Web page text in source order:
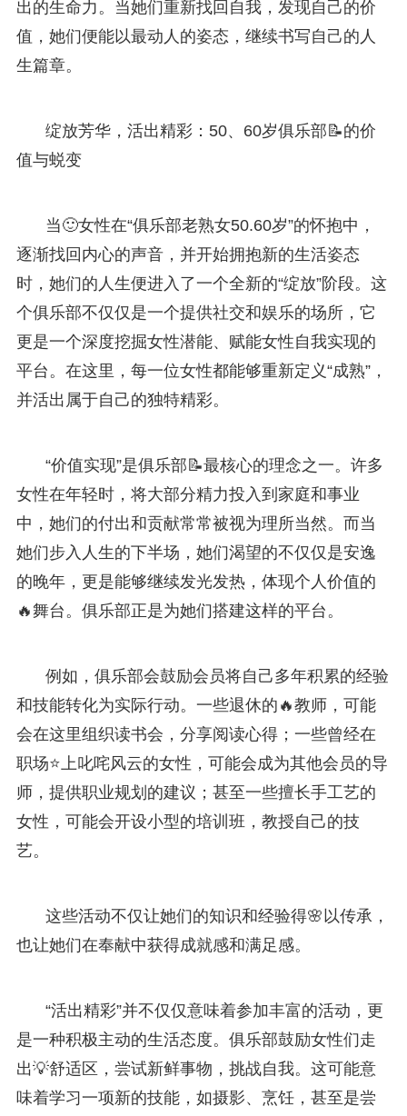
出的生命力。当她们重新找回自我，发现自己的价
值，她们便能以最动人的姿态，继续书写自己的人
生篇章。
绽放芳华，活出精彩：50、60岁俱乐部📝的价
值与蜕变
当🙂女性在“俱乐部老熟女50.60岁”的怀抱中，
逐渐找回内心的声音，并开始拥抱新的生活姿态
时，她们的人生便进入了一个全新的“绽放”阶段。这
个俱乐部不仅仅是一个提供社交和娱乐的场所，它
更是一个深度挖掘女性潜能、赋能女性自我实现的
平台。在这里，每一位女性都能够重新定义“成熟”，
并活出属于自己的独特精彩。
“价值实现”是俱乐部📝最核心的理念之一。许多
女性在年轻时，将大部分精力投入到家庭和事业
中，她们的付出和贡献常常被视为理所当然。而当
她们步入人生的下半场，她们渴望的不仅仅是安逸
的晚年，更是能够继续发光发热，体现个人价值的
🔥舞台。俱乐部正是为她们搭建这样的平台。
例如，俱乐部会鼓励会员将自己多年积累的经验
和技能转化为实际行动。一些退休的🔥教师，可能
会在这里组织读书会，分享阅读心得；一些曾经在
职场⭐上叱咤风云的女性，可能会成为其他会员的导
师，提供职业规划的建议；甚至一些擅长手工艺的
女性，可能会开设小型的培训班，教授自己的技
艺。
这些活动不仅让她们的知识和经验得🌸以传承，
也让她们在奉献中获得成就感和满足感。
“活出精彩”并不仅仅意味着参加丰富的活动，更
是一种积极主动的生活态度。俱乐部鼓励女性们走
出💡舒适区，尝试新鲜事物，挑战自我。这可能意
味着学习一项新的技能，如摄影、烹饪，甚至是尝